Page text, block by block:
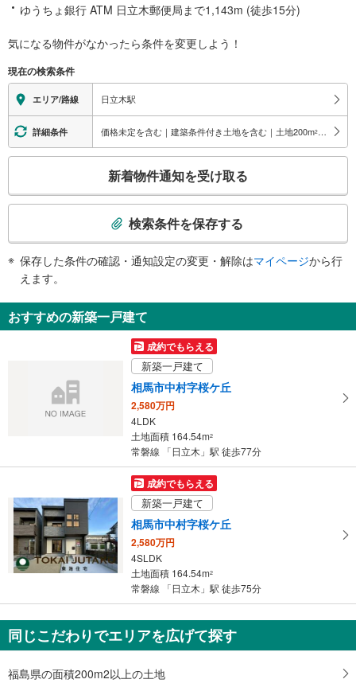
ゆうちょ銀行 ATM 日立木郵便局まで1,143m (徒歩15分)
気になる物件がなかったら条件を変更しよう！
現在の検索条件
エリア/路線 日立木駅
詳細条件 価格未定を含む｜建築条件付き土地を含む｜土地200m2 以上
検
知
を
イ
ペ
ー
ジ
に
存
す
る
新着物件通知を受け取る
検索条件を保存する
保存した条件の確認・通知設定の変更・解除はマイページから行
えます。
おすすめの新築一戸建て
成約でもらえる
新築一戸建て
相馬市中村字桜ケ丘
2,580万円
4LDK
土地面積 164.54m2
常磐線 「日立木」駅 徒歩77分
成約でもらえる
新築一戸建て
相馬市中村字桜ケ丘
2,580万円
4SLDK
土地面積 164.54m2
常磐線 「日立木」駅 徒歩75分
同じこだわりでエリアを広げて探す
福島県の面積200m2以上の土地